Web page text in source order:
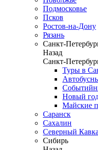
Подмосковье
Псков
Ростов-на-Дону
Рязань
Санкт-
Назад
Санкт-
Туры в
Новый
Майские
Саранск
Сахалин
Северный
Сибирь